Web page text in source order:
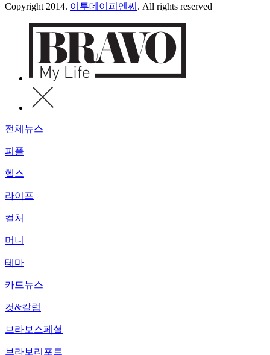
Copyright 2014. 이투데이피엔씨 . All rights reserved
전체뉴스
피플
헬스
라이프
컬처
머니
테마
카드뉴스
컷&칼럼
브라보스페셜
브라보리포트